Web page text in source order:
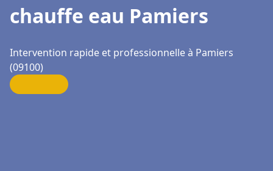
chauffe eau Pamiers
Intervention rapide et professionnelle à Pamiers
(09100)